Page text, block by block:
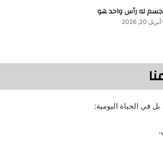
له رأس واحد هو
أبريل 20, 2026
في الحياة اليومية: